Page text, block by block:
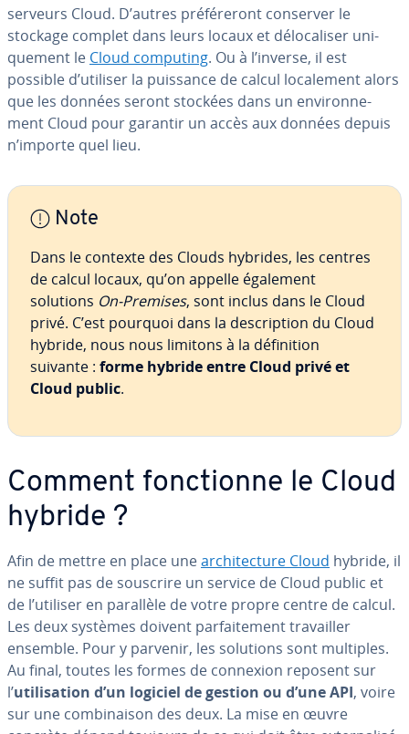
serveurs Cloud. D’autres pré­fé­re­ront conserver le
stockage complet dans leurs locaux et dé­lo­ca­li­ser uni­
que­ment le Cloud computing. Ou à l’inverse, il est
possible d’utiliser la puissance de calcul lo­ca­le­ment alors
que les données seront stockées dans un en­vi­ron­ne­
ment Cloud pour garantir un accès aux données depuis
n’importe quel lieu.
Note
Dans le contexte des Clouds hybrides, les centres
de calcul locaux, qu’on appelle également
solutions On-Premises, sont inclus dans le Cloud
privé. C’est pourquoi dans la des­crip­tion du Cloud
hybride, nous nous limitons à la dé­fi­ni­tion
suivante : forme hybride entre Cloud privé et
Cloud public.
Comment fonc­tionne le Cloud
hybride ?
Afin de mettre en place unear­chi­tec­ture Cloud hybride, il
ne suffit pas de souscrire un service de Cloud public et
de l’utiliser en parallèle de votre propre centre de calcul.
Les deux systèmes doivent par­fai­te­ment tra­vail­ler
ensemble. Pour y parvenir, les solutions sont multiples.
Au final, toutes les formes de connexion reposent sur
l’uti­li­sa­tion d’un logiciel de gestion ou d’une API, voire
sur une com­bi­nai­son des deux. La mise en œuvre